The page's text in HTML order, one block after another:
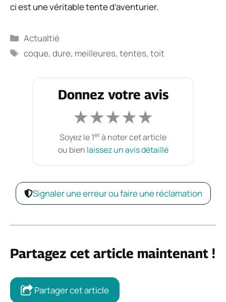
ci est une véritable tente d’aventurier.
Catégories
Actualtié
Étiquettes
coque,dure, meilleures,tentes,toit
Donnez votre avis
★★★★★
Soyez le 1erà noter cet article
ou bien laissez un avis détaillé
Signaler une erreur ou faire une réclamation
Partagez cet article maintenant !
Partager cet article